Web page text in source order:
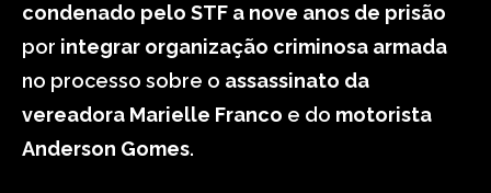
condenado pelo STF a nove anos de prisão
por integrar organização criminosa armada
no processo sobre o assassinato da
vereadora Marielle Franco e do motorista
Anderson Gomes.